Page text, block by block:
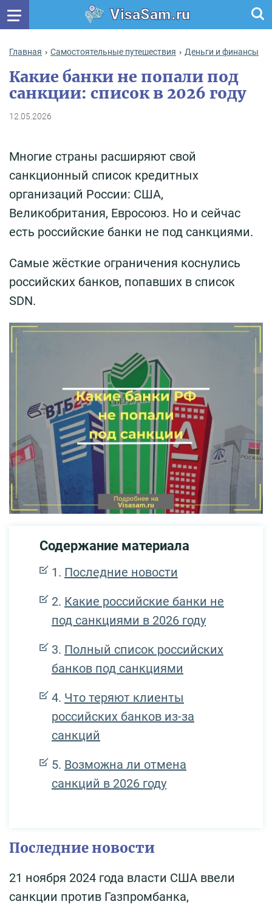
VisaSam.ru
Главная Самостоятельные путешествия Деньги и финансы
Какие банки не попали под
санкции: список в 2026 году
12.05.2026
Многие страны расширяют свой
санкционный список кредитных
организаций России: США,
Великобритания, Евросоюз. Но и сейчас
есть российские банки не под санкциями.
Самые жёсткие ограничения коснулись
российских банков, попавших в список
SDN.
Содержание материала
Последние новости
Какие российские банки не
под санкциями в 2026 году
Полный список российских
банков под санкциями
Что теряют клиенты
российских банков из-за
санкций
Возможна ли отмена
санкций в 2026 году
Последние новости
21 ноября 2024 года власти США ввели
санкции против Газпромбанка,